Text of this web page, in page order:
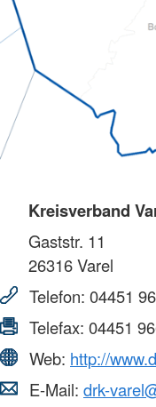
Kreisverband
Gaststr. 11
26316Varel
Telefon: 04451
Telefax: 04451
Web: http://
E-Mail: drk-